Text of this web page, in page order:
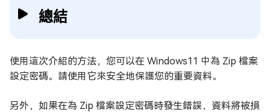
總結
使用這次介紹的方法，您可以在 Windows11 中為 Zip 檔案
設定密碼。請使用它來安全地保護您的重要資料。
另外，如果在為 Zip 檔案設定密碼時發生錯誤，資料將被損